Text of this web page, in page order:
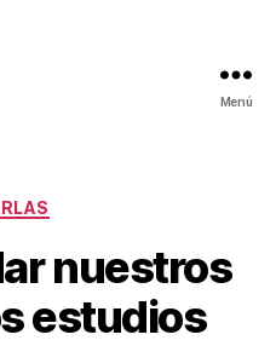
Menú
Categorías
nuestros
estudios